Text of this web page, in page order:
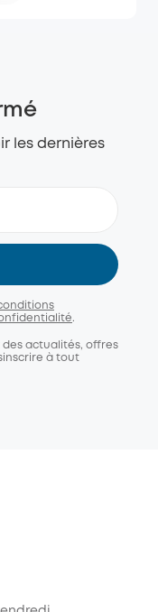
les dernières
.
des actualités, offres
à tout